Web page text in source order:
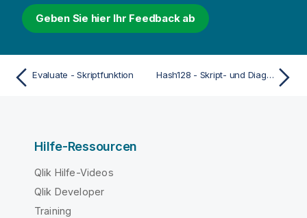
Geben Sie hier Ihr Feedback ab
Evaluate - Skriptfunktion Hash128 - Skript- und Diagrammfunktion
Hilfe-Ressourcen
Qlik Hilfe-Videos
Qlik Developer
Training